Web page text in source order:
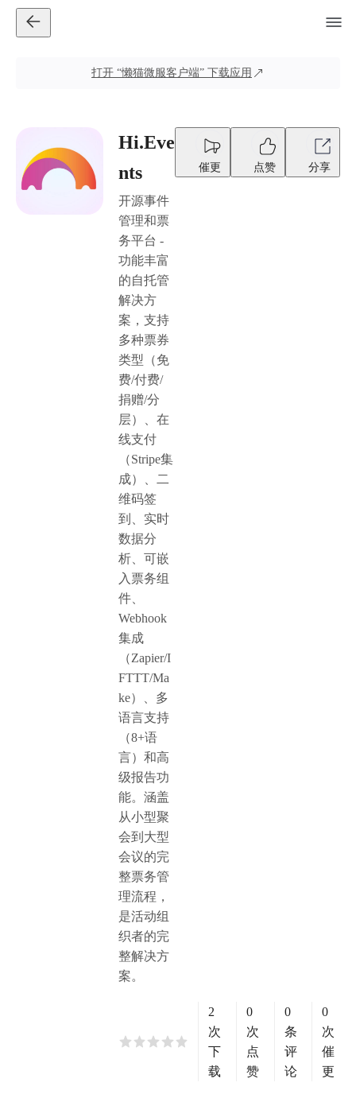
打开 “懒猫微服客户端” 下载应用
Hi.Eve
nts
开源事件
管理和票
务平台 -
功能丰富
的自托管
解决方
案，支持
多种票券
类型（免
费/付费/
捐赠/分
层）、在
线支付
（Stripe集
成）、二
维码签
到、实时
数据分
析、可嵌
入票务组
件、
Webhook
集成
（Zapier/I
FTTT/Ma
ke）、多
语言支持
（8+语
言）和高
级报告功
能。涵盖
从小型聚
会到大型
会议的完
整票务管
理流程，
是活动组
织者的完
整解决方
案。
催更 点赞 分享
2
次
下
载
0
次
点
赞
0
条
评
论
0
次
催
更